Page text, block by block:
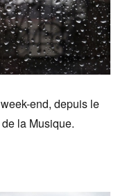
end, depuis le
la Musique.